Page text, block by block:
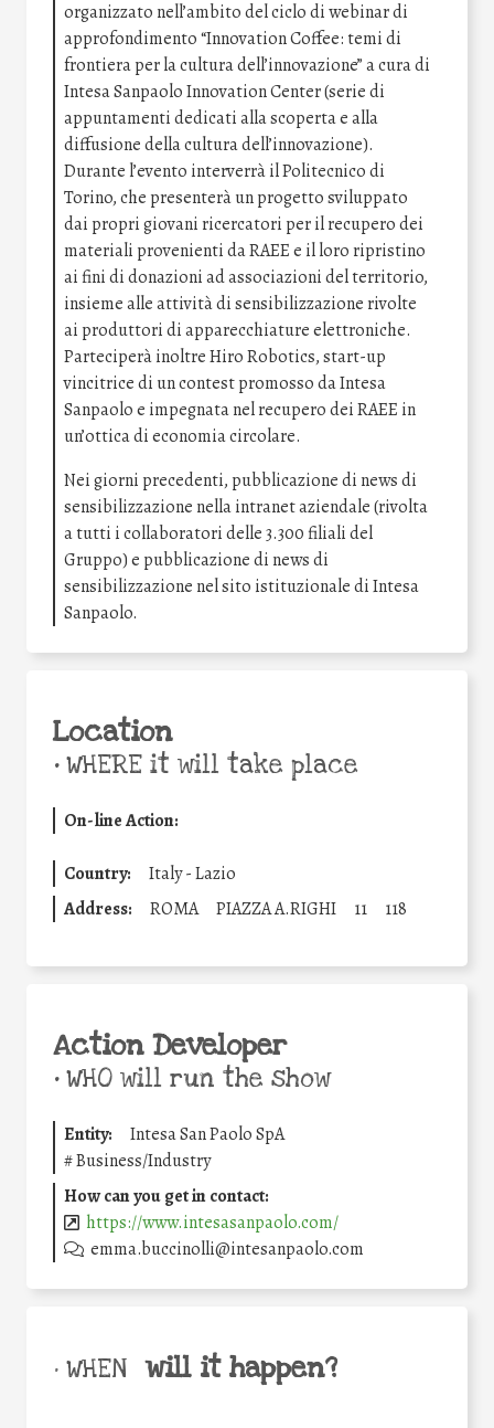
organizzato nell’ambito del ciclo di webinar di
approfondimento “Innovation Coffee: temi di
frontiera per la cultura dell’innovazione” a cura di
Intesa Sanpaolo Innovation Center (serie di
appuntamenti dedicati alla scoperta e alla
diffusione della cultura dell’innovazione).
Durante l’evento interverrà il Politecnico di
Torino, che presenterà un progetto sviluppato
dai propri giovani ricercatori per il recupero dei
materiali provenienti da RAEE e il loro ripristino
ai fini di donazioni ad associazioni del territorio,
insieme alle attività di sensibilizzazione rivolte
ai produttori di apparecchiature elettroniche.
Parteciperà inoltre Hiro Robotics, start-up
vincitrice di un contest promosso da Intesa
Sanpaolo e impegnata nel recupero dei RAEE in
un’ottica di economia circolare.
Nei giorni precedenti, pubblicazione di news di
sensibilizzazione nella intranet aziendale (rivolta
a tutti i collaboratori delle 3.300 filiali del
Gruppo) e pubblicazione di news di
sensibilizzazione nel sito istituzionale di Intesa
Sanpaolo.
Location
•WHERE it will take place
On-line Action:
Country:
Italy - Lazio
Address:
ROMA PIAZZA A.RIGHI 11 118
Action Developer
•WHO will run the show
Entity:
Intesa San Paolo SpA
#Business/Industry
How can you get in contact:
https://www.intesasanpaolo.com/
emma.buccinolli@intesanpaolo.com
• WHEN will it happen?